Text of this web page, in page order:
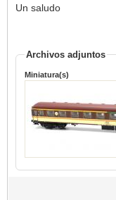
Un saludo
Archivos adjuntos
Miniatura(s)